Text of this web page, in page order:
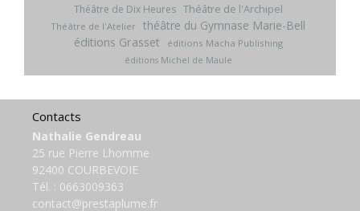
Théâtre de Dix Heures Théâtre de l'Archipel
Théâtre de l'Atelier théâtre du Gymnase Marie-Bell
éditions Grasset
éditions Macha Publishing
éditions Michel de Maule
Contacts
Nathalie Gendreau
25 rue Pierre Lhomme
92400 COURBEVOIE
Tél. : 0663009363
contact@prestaplume.fr